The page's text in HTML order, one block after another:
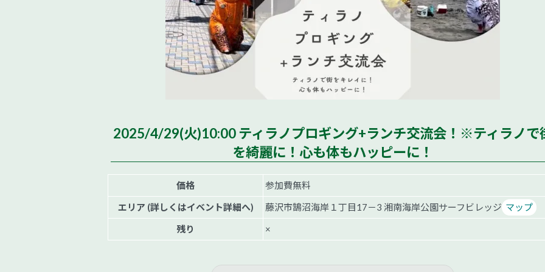
2025/4/29(火)10:00 ティラノプロギング+ランチ交流会！※ティラノで
を綺麗に！心も体もハッピーに！
価格
参加費無料
エリア (詳しくはイベント詳細へ)
藤沢市鵠沼海岸１丁目17－3 湘南海岸公園サーフビレッジ マップ
残り
×